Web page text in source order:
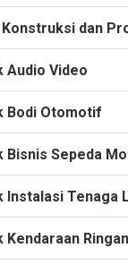
Konstruksi dan
Audio Video
Bodi Otomotif
Bisnis Sepeda
Instalasi Tenaga
Kendaraan